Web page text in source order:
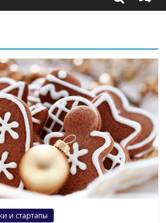
и стартапы